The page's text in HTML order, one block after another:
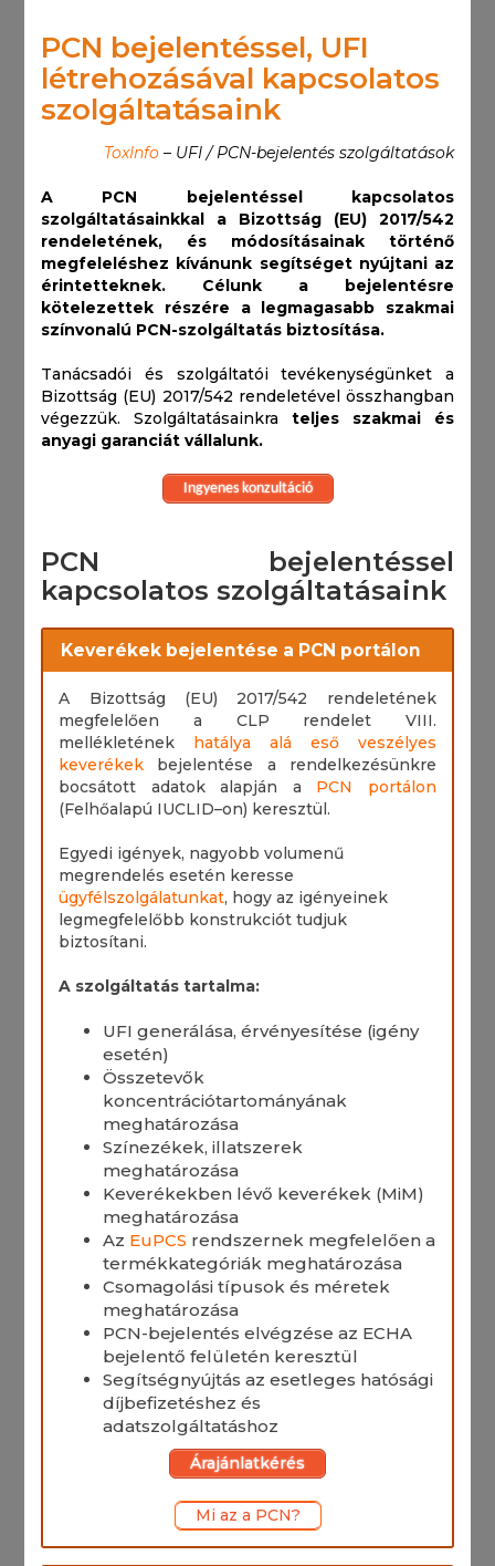
PCN bejelentéssel, UFI
létrehozásával kapcsolatos
szolgáltatásaink
ToxInfo– UFI / PCN-bejelentés szolgáltatások
A PCN bejelentéssel kapcsolatos
szolgáltatásainkkal a Bizottság (EU) 2017/542
rendeletének, és módosításainak történő
megfeleléshez kívánunk segítséget nyújtani az
érintetteknek. Célunk a bejelentésre
kötelezettek részére a legmagasabb szakmai
színvonalú PCN-szolgáltatás biztosítása.
Tanácsadói és szolgáltatói tevékenységünket a
Bizottság (EU) 2017/542 rendeletével összhangban
végezzük. Szolgáltatásainkra teljes szakmai és
anyagi garanciát vállalunk.
Ingyenes konzultáció
PCN bejelentéssel
kapcsolatos szolgáltatásaink
Keverékek bejelentése a PCN portálon
A Bizottság (EU) 2017/542 rendeletének
megfelelően a CLP rendelet VIII.
mellékletének hatálya alá eső veszélyes
keverékek bejelentése a rendelkezésünkre
bocsátott adatok alapján a PCN portálon
(Felhőalapú IUCLID–on) keresztül.
Egyedi igények, nagyobb volumenű
megrendelés esetén keresse
ügyfélszolgálatunkat, hogy az igényeinek
legmegfelelőbb konstrukciót tudjuk
biztosítani.
A szolgáltatás tartalma:
UFI generálása, érvényesítése (igény
esetén)
Összetevők
koncentrációtartományának
meghatározása
Színezékek, illatszerek
meghatározása
Keverékekben lévő keverékek (MiM)
meghatározása
Az EuPCS rendszernek megfelelően a
termékkategóriák meghatározása
Csomagolási típusok és méretek
meghatározása
PCN-bejelentés elvégzése az ECHA
bejelentő felületén keresztül
Segítségnyújtás az esetleges hatósági
díjbefizetéshez és
adatszolgáltatáshoz
Árajánlatkérés
Mi az a PCN?